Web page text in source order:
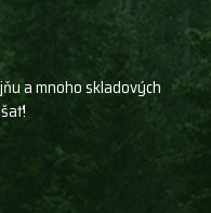
a mnoho skladových